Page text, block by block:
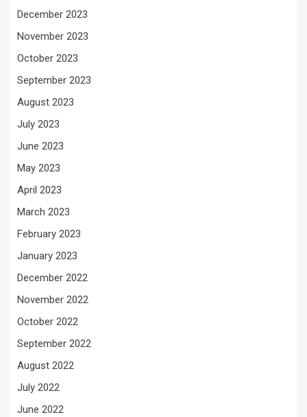
December 2023
November 2023
October 2023
September 2023
August 2023
July 2023
June 2023
May 2023
April 2023
March 2023
February 2023
January 2023
December 2022
November 2022
October 2022
September 2022
August 2022
July 2022
June 2022